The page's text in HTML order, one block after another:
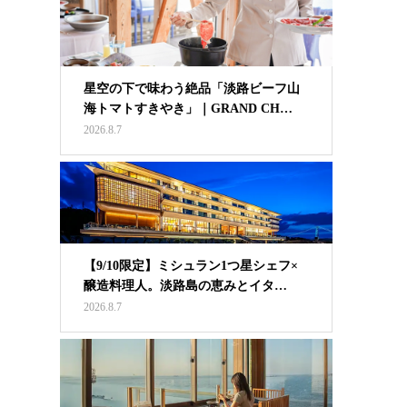
星空の下で味わう絶品「淡路ビーフ山
海トマトすきやき」｜GRAND CH…
2026.8.7
【9/10限定】ミシュラン1つ星シェフ×
醸造料理人。淡路島の恵みとイタ…
2026.8.7